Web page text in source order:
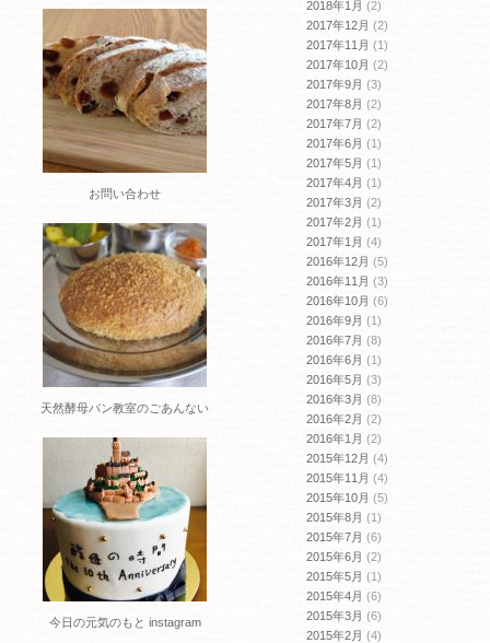
お問い合わせ
天然酵母パン教室のごあんない
今日の元気のもと instagram
2018年1月 (2)
2017年12月 (2)
2017年11月 (1)
2017年10月 (2)
2017年9月 (3)
2017年8月 (2)
2017年7月 (2)
2017年6月 (1)
2017年5月 (1)
2017年4月 (1)
2017年3月 (2)
2017年2月 (1)
2017年1月 (4)
2016年12月 (5)
2016年11月 (3)
2016年10月 (6)
2016年9月 (1)
2016年7月 (8)
2016年6月 (1)
2016年5月 (3)
2016年3月 (8)
2016年2月 (2)
2016年1月 (2)
2015年12月 (4)
2015年11月 (4)
2015年10月 (5)
2015年8月 (1)
2015年7月 (6)
2015年6月 (2)
2015年5月 (1)
2015年4月 (6)
2015年3月 (6)
2015年2月 (4)